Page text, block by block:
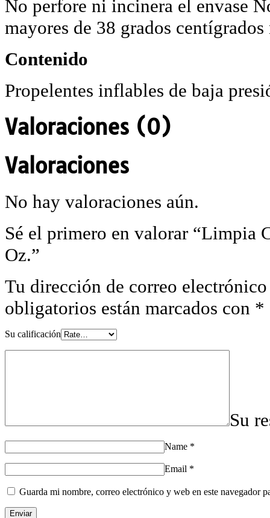
No perfore ni incinera el envase
mayores de 38 grados
Contenido
Propelentes inflables de baja
Valoraciones (0)
Valoraciones
No hay valoraciones aún.
Sé el primero en valorar “Limpia
Oz.”
Tu dirección de correo
obligatorios están marcados con *
Su calificación
Su
Name *
Email *
Guarda mi nombre, correo electrónico y web en este navegador